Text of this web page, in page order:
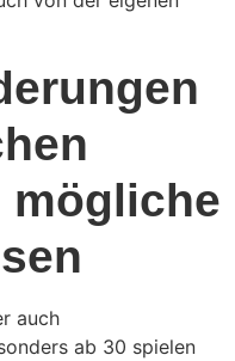
mögliche
auch
ab 30 spielen